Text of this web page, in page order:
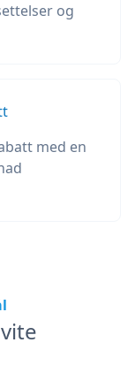
og
med en